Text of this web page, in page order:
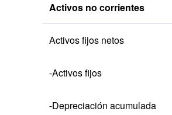
Activos no corrientes
Activos fijos netos
-Activos fijos